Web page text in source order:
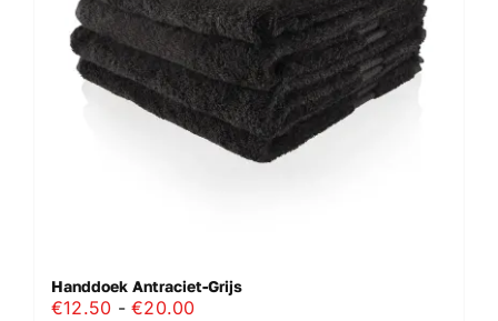
Handdoek Antraciet-Grijs
€12.50 - €20.00Prijsklasse: